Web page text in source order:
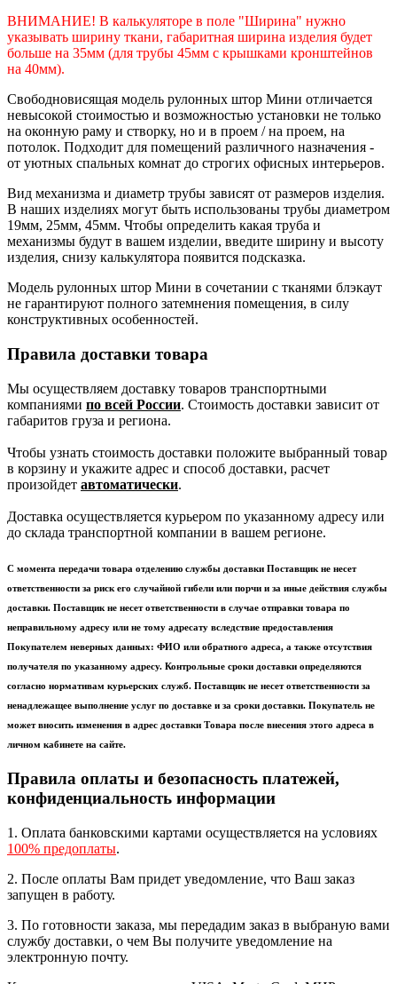
ВНИМАНИЕ! В калькуляторе в поле "Ширина" нужно
указывать ширину ткани, габаритная ширина изделия будет
больше на 35мм (для трубы 45мм с крышками кронштейнов
на 40мм).
Свободновисящая модель рулонных штор Мини отличается
невысокой стоимостью и возможностью установки не только
на оконную раму и створку, но и в проем / на проем, на
потолок. Подходит для помещений различного назначения -
от уютных спальных комнат до строгих офисных интерьеров.
Вид механизма и диаметр трубы зависят от размеров изделия.
В наших изделиях могут быть использованы трубы диаметром
19мм, 25мм, 45мм. Чтобы определить какая труба и
механизмы будут в вашем изделии, введите ширину и высоту
изделия, снизу калькулятора появится подсказка.
Модель рулонных штор Мини в сочетании с тканями блэкаут
не гарантируют полного затемнения помещения, в силу
конструктивных особенностей.
Правила доставки товара
Мы осуществляем доставку товаров транспортными
компаниями по всей России. Стоимость доставки зависит от
габаритов груза и региона.
Чтобы узнать стоимость доставки положите выбранный товар
в корзину и укажите адрес и способ доставки, расчет
произойдет автоматически.
Доставка осуществляется курьером по указанному адресу или
до склада транспортной компании в вашем регионе.
С момента передачи товара отделению службы доставки Поставщик не несет
ответственности за риск его случайной гибели или порчи и за иные действия службы
доставки. Поставщик не несет ответственности в случае отправки товара по
неправильному адресу или не тому адресату вследствие предоставления
Покупателем неверных данных: ФИО или обратного адреса, а также отсутствия
получателя по указанному адресу. Контрольные сроки доставки определяются
согласно нормативам курьерских служб. Поставщик не несет ответственности за
ненадлежащее выполнение услуг по доставке и за сроки доставки. Покупатель не
может вносить изменения в адрес доставки Товара после внесения этого адреса в
личном кабинете на сайте.
Правила оплаты и безопасность платежей,
конфиденциальность информации
1. Оплата банковскими картами осуществляется на условиях
100% предоплаты.
2. После оплаты Вам придет уведомление, что Ваш заказ
запущен в работу.
3. По готовности заказа, мы передадим заказ в выбраную вами
службу доставки, о чем Вы получите уведомление на
электронную почту.